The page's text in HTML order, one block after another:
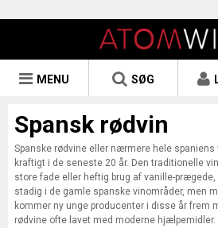
SØG
MENU
Spansk rødvin
Spanske rødvine eller nærmere hele
kraftigt i de seneste 20 år. Den traditionelle
store fade eller heftig brug af vanille-
stadig i de gamle spanske vinområder, men
kommer ny unge producenter i disse år frem
rødvine ofte lavet med moderne